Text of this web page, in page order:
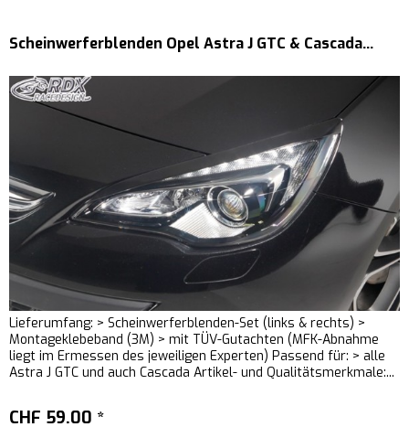
Scheinwerferblenden Opel Astra J GTC & Cascada...
Lieferumfang: > Scheinwerferblenden-Set (links & rechts) >
Montageklebeband (3M) > mit TÜV-Gutachten (MFK-Abnahme
liegt im Ermessen des jeweiligen Experten) Passend für: > alle
Astra J GTC und auch Cascada Artikel- und Qualitätsmerkmale:...
CHF 59.00 *